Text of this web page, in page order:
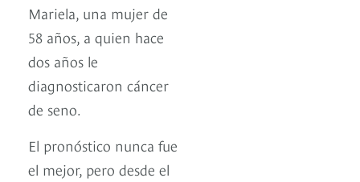
Mariela, una mujer de
58 años, a quien hace
dos años le
diagnosticaron cáncer
de seno.
El pronóstico nunca fue
el mejor, pero desde el